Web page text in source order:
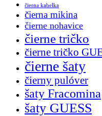
čierna kabelka
čierna mikina
čierne nohavice
čierne tričko
čierne tričko
čierne šaty
čierny pulóver
šaty Fracomina
šaty GUESS